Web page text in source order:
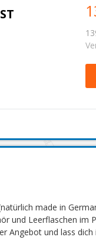
made in
und Leerflaschen im
Angebot und lass